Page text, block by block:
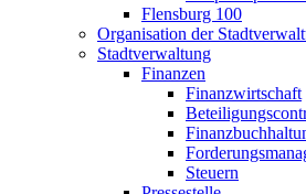
Flensburg 100
Organisation der
Stadtverwaltung
Finanzen
Finanzwirtschaft
Steuern